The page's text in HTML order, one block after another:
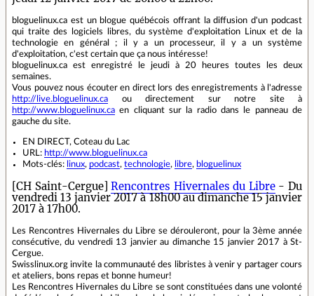
bloguelinux.ca est un blogue québécois offrant la diffusion d'un podcast
qui traite des logiciels libres, du système d'exploitation Linux et de la
technologie en général ; il y a un processeur, il y a un système
d'exploitation, c'est certain que ça nous intéresse!
bloguelinux.ca est enregistré le jeudi à 20 heures toutes les deux
semaines.
Vous pouvez nous écouter en direct lors des enregistrements à l'adresse
http://live.bloguelinux.ca ou directement sur notre site à
http://www.bloguelinux.ca en cliquant sur la radio dans le panneau de
gauche du site.
EN DIRECT, Coteau du Lac
URL: http://www.bloguelinux.ca
Mots-clés: linux, podcast, technologie, libre, bloguelinux
[CH Saint-Cergue]Rencontres Hivernales du Libre- Du
vendredi 13 janvier 2017 à 18h00 au dimanche 15 janvier
2017 à 17h00.
Les Rencontres Hivernales du Libre se dérouleront, pour la 3ème année
consécutive, du vendredi 13 janvier au dimanche 15 janvier 2017 à St-
Cergue.
Swisslinux.org invite la communauté des libristes à venir y partager cours
et ateliers, bons repas et bonne humeur!
Les Rencontres Hivernales du Libre se sont constituées dans une volonté